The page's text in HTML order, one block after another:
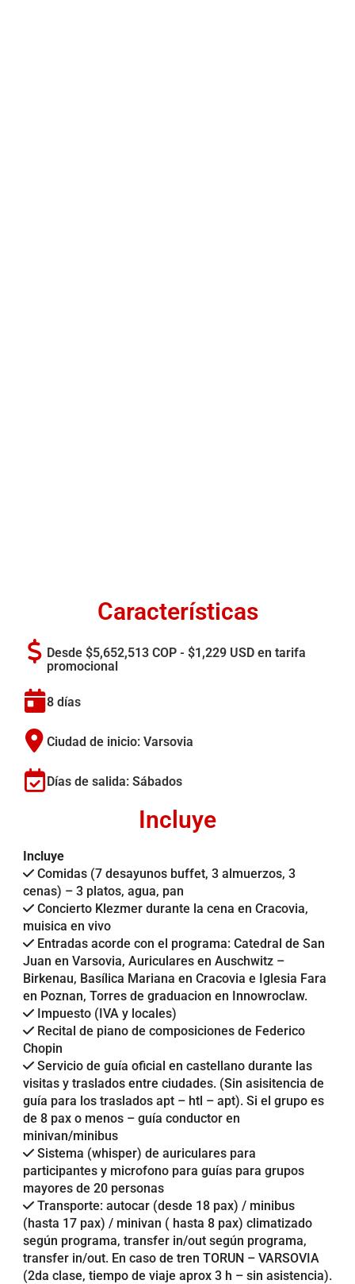
Características
Desde $5,652,513 COP - $1,229 USD en tarifa
promocional
8 días
Ciudad de inicio: Varsovia
Días de salida: Sábados
Incluye
Incluye
Comidas (7 desayunos buffet, 3 almuerzos, 3
cenas) – 3 platos, agua, pan
Concierto Klezmer durante la cena en Cracovia,
muisica en vivo
Entradas acorde con el programa: Catedral de San
Juan en Varsovia, Auriculares en Auschwitz –
Birkenau, Basílica Mariana en Cracovia e Iglesia Fara
en Poznan, Torres de graduacion en Innowroclaw.
Impuesto (IVA y locales)
Recital de piano de composiciones de Federico
Chopin
Servicio de guía oficial en castellano durante las
visitas y traslados entre ciudades. (Sin asisitencia de
guía para los traslados apt – htl – apt). Si el grupo es
de 8 pax o menos – guía conductor en
minivan/minibus
Sistema (whisper) de auriculares para
participantes y microfono para guías para grupos
mayores de 20 personas
Transporte: autocar (desde 18 pax) / minibus
(hasta 17 pax) / minivan ( hasta 8 pax) climatizado
según programa, transfer in/out según programa,
transfer in/out. En caso de tren TORUN – VARSOVIA
(2da clase, tiempo de viaje aprox 3 h – sin asistencia).